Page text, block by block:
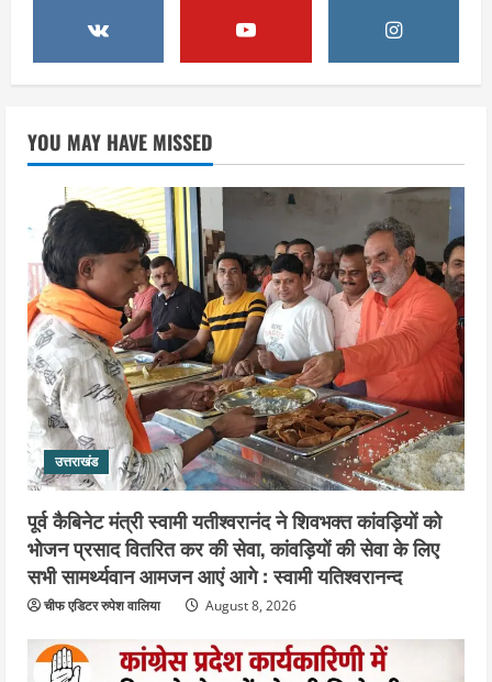
3
कांवड़ यात्रा, संतों ने दिया विजयी भव का
August 6, 2026
4
एसआईआर के तहत जारी किए जा रहे नोटिसों
पर कांग्रेस ने जतायी आपत्ति, मतदाताओं को
परेशान करने का लगाया आरोप
August 6, 2026
5
उत्तराखंड
महंत यति रामस्वरूप आनंद गिरि को लेकर पूरे
दिन चला हाई वोल्टेज ड्रामा, चौकी से अपने
साथ ले गए यति नरसिंहानंद गिरी
August 5, 2026
YOU MAY HAVE MISSED
उत्तराखंड
पूर्व कैबिनेट मंत्री स्वामी यतीश्वरानंद ने शिवभक्त कांवड़ियों को
भोजन प्रसाद वितरित कर की सेवा, कांवड़ियों की सेवा के लिए
सभी सामर्थ्यवान आमजन आएं आगे : स्वामी यतिश्वरानन्द
चीफ एडिटर रुपेश वालिया August 8, 2026